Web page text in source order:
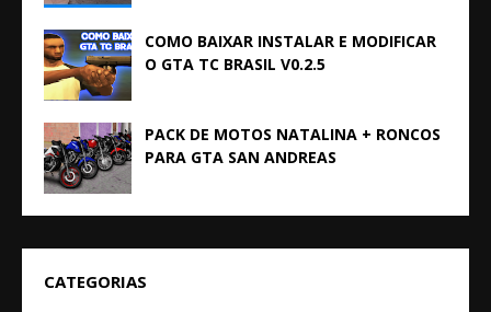
COMO BAIXAR INSTALAR E MODIFICAR
O GTA TC BRASIL V0.2.5
PACK DE MOTOS NATALINA + RONCOS
PARA GTA SAN ANDREAS
CATEGORIAS